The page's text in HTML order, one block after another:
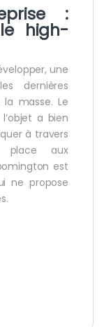
:
high-
une
dernières
masse. Le
a bien
à travers
place aux
est
ne propose